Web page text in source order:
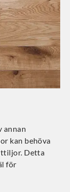
annan
kan behöva
Detta
för